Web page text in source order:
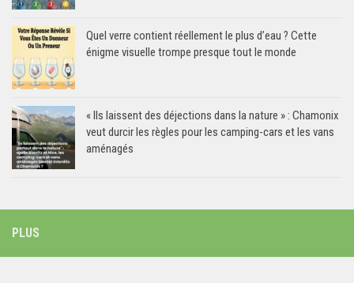
Quel verre contient réellement le plus d’eau ? Cette
énigme visuelle trompe presque tout le monde
« Ils laissent des déjections dans la nature » : Chamonix
veut durcir les règles pour les camping-cars et les vans
aménagés
PLUS